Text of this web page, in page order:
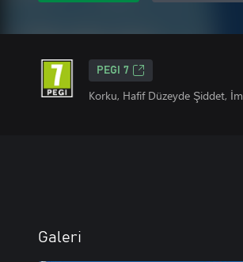
PEGI 7
Korku, Hafif Düzeyde Şiddet,
Galeri